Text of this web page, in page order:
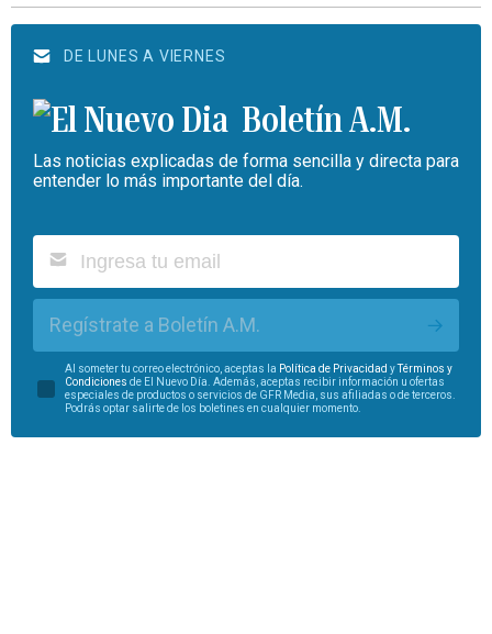
DE LUNES A VIERNES
Boletín A.M.
Las noticias explicadas de forma sencilla y directa para
entender lo más importante del día.
Regístrate a Boletín A.M.
Al someter tu correo electrónico, aceptas la Política de Privacidad y
Términos y
Condiciones de El Nuevo Día. Además, aceptas recibir información u ofertas
especiales de productos o servicios de GFR Media, sus afiliadas o de terceros.
Podrás optar salirte de los boletines en cualquier momento.